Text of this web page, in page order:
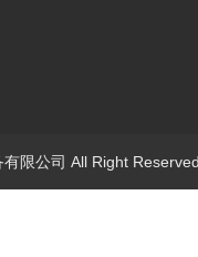
有限公司 All Right